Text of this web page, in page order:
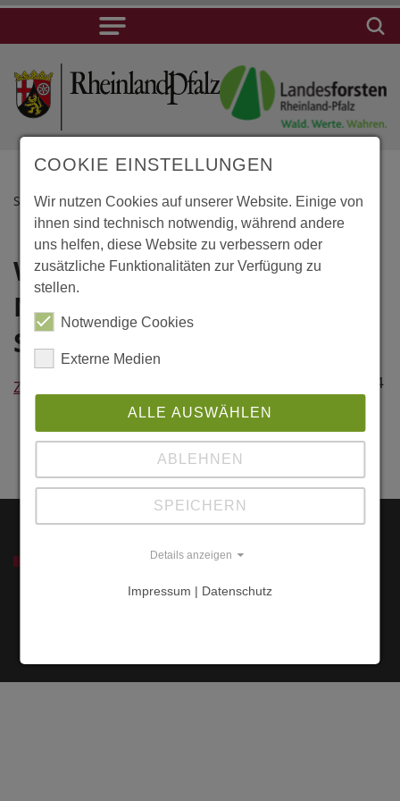
STARTSEITE
Waldachtal,
Mönchhof-
Sägemühle
Zurück
Lage
Alte Strasse 24
Waldachtal
COOKIE EINSTELLUNGEN
Wir nutzen Cookies auf unserer Website. Einige von
ihnen sind technisch notwendig, während andere
uns helfen, diese Website zu verbessern oder
zusätzliche Funktionalitäten zur Verfügung zu
stellen.
Notwendige Cookies
Externe Medien
ALLE AUSWÄHLEN
ABLEHNEN
SPEICHERN
Details anzeigen
Impressum | Datenschutz